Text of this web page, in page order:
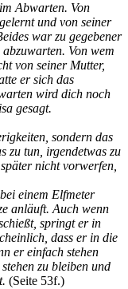
Abwarten. Von
und von seiner
war zu gegebener
Von wem
von seiner Mutter,
er sich das
wird dich noch
gesagt.
sondern das
zu tun, irgendetwas zu
nicht vorwerfen,
einem Elfmeter
anläuft. Auch wenn
springt er in
dass er in die
er einfach stehen
zu bleiben und
(Seite 53f.)